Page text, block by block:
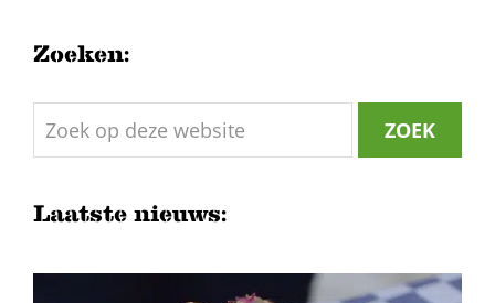
Zoeken:
op
Laatste nieuws: